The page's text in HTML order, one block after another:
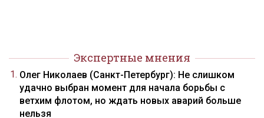
Экспертные мнения
Олег Николаев (Санкт-Петербург): Не слишком
удачно выбран момент для начала борьбы с
ветхим флотом, но ждать новых аварий больше
нельзя